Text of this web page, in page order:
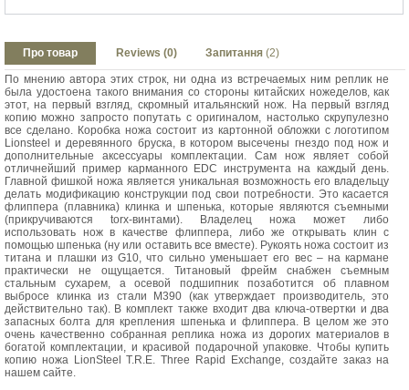
Про товар Reviews (0) Запитання (2)
По мнению автора этих строк, ни одна из встречаемых ним реплик не
была удостоена такого внимания со стороны китайских ножеделов, как
этот, на первый взгляд, скромный итальянский нож. На первый взгляд
копию можно запросто попутать с оригиналом, настолько скрупулезно
все сделано. Коробка ножа состоит из картонной обложки с логотипом
Lionsteel и деревянного бруска, в котором высечены гнездо под нож и
дополнительные аксессуары комплектации. Сам нож являет собой
отличнейший пример карманного EDC инструмента на каждый день.
Главной фишкой ножа является уникальная возможность его владельцу
делать модификацию конструкции под свои потребности. Это касается
флиппера (плавника) клинка и шпенька, которые являются съемными
(прикручиваются torx-винтами). Владелец ножа может либо
использовать нож в качестве флиппера, либо же открывать клин с
помощью шпенька (ну или оставить все вместе). Рукоять ножа состоит из
титана и плашки из G10, что сильно уменьшает его вес – на кармане
практически не ощущается. Титановый фрейм снабжен съемным
стальным сухарем, а осевой подшипник позаботится об плавном
выбросе клинка из стали M390 (как утверждает производитель, это
действительно так). В комплект также входит два ключа-отвертки и два
запасных болта для крепления шпенька и флиппера. В целом же это
очень качественно собранная реплика ножа из дорогих материалов в
богатой комплектации, и красивой подарочной упаковке. Чтобы купить
копию ножа LionSteel T.R.E. Three Rapid Exchange, создайте заказ на
нашем сайте.